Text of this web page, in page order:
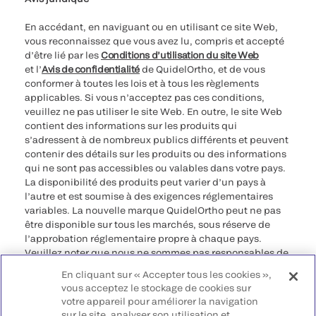
En accédant, en naviguant ou en utilisant ce site Web,
vous reconnaissez que vous avez lu, compris et accepté
d’être lié par lesConditions d’utilisation du site Web
et l’Avis de confidentialitéde QuidelOrtho, et de vous
conformer à toutes les lois et à tous les règlements
applicables. Si vous n’acceptez pas ces conditions,
veuillez ne pas utiliser le site Web. En outre, le site Web
contient des informations sur les produits qui
s’adressent à de nombreux publics différents et peuvent
contenir des détails sur les produits ou des informations
qui ne sont pas accessibles ou valables dans votre pays.
La disponibilité des produits peut varier d’un pays à
l’autre et est soumise à des exigences réglementaires
variables. La nouvelle marque QuidelOrtho peut ne pas
être disponible sur tous les marchés, sous réserve de
l’approbation réglementaire propre à chaque pays.
Veuillez noter que nous ne sommes pas responsables de
conformes à une procédure légale, à une
réglementation, à un enregistrement ou à un usage dans
votre pays d’origine.
En cliquant sur « Accepter tous les cookies »,
vous acceptez le stockage de cookies sur
votre appareil pour améliorer la navigation